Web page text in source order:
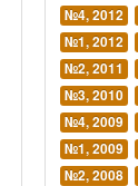
№4, 2012
№1, 2012
№2, 2011
№3, 2010
№4, 2009
№1, 2009
№2, 2008